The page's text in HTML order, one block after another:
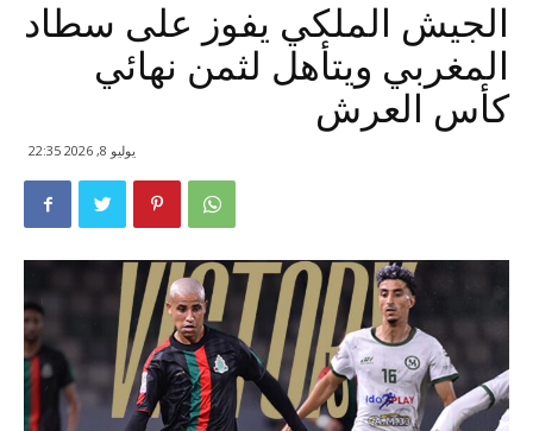
الجيش الملكي يفوز على سطاد
المغربي ويتأهل لثمن نهائي
كأس العرش
يوليو 8, 2026 22:35